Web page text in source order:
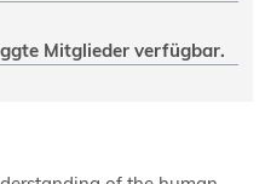
Mitglieder verfügbar.